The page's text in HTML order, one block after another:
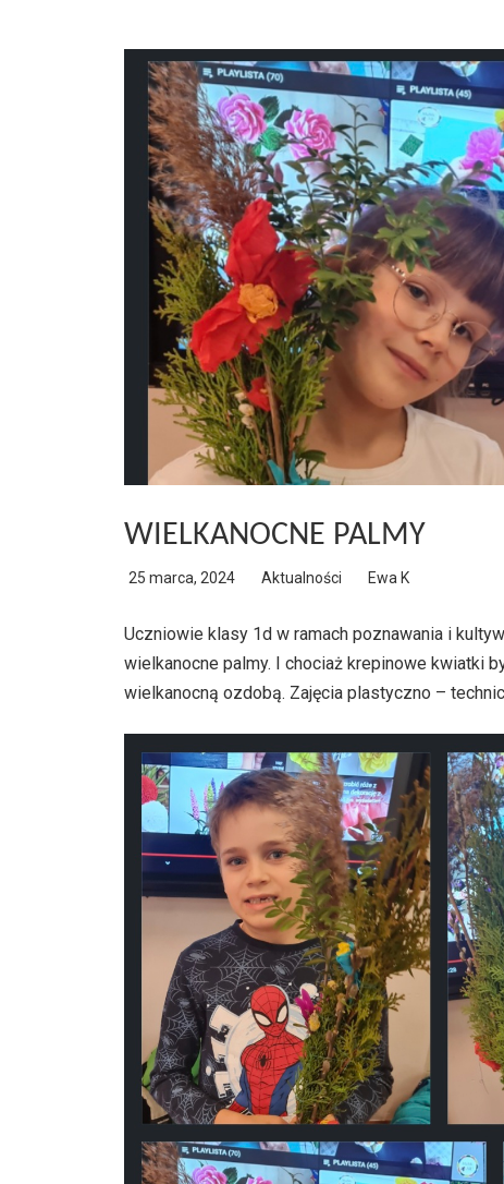
WIELKANOCNE PALMY
25 marca, 2024 Aktualności Ewa K
Uczniowie klasy 1d w ramach poznawania i
wielkanocne palmy. I chociaż krepinowe kwiatki
wielkanocną ozdobą. Zajęcia plastyczno –